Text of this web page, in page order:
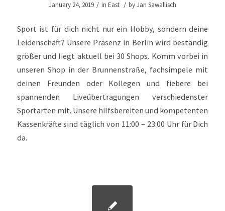
January 24, 2019 / in East / byJan Sawallisch
Sport ist für dich nicht nur ein Hobby, sondern deine
Leidenschaft? Unsere Präsenz in Berlin wird beständig
größer und liegt aktuell bei 30 Shops. Komm vorbei in
unseren Shop in der Brunnenstraße, fachsimpele mit
deinen Freunden oder Kollegen und fiebere bei
spannenden Liveübertragungen verschiedenster
Sportarten mit. Unsere hilfsbereiten und kompetenten
Kassenkräfte sind täglich von 11:00 – 23:00 Uhr für Dich
da.